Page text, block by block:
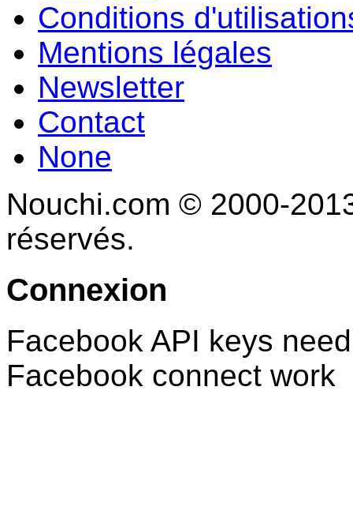
Conditions
Mentions légales
Newsletter
Contact
None
Nouchi.com © 2000-
réservés.
Connexion
Facebook API keys
Facebook connect work